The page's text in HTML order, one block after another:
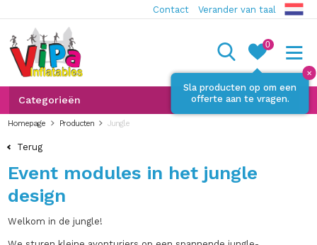
Contact Verander van taal
0
Sla producten op om een
offerte aan te vragen.
✕
Categorieën
Homepage Producten Jungle
Terug
Event modules in het jungle
design
Welkom in de jungle!